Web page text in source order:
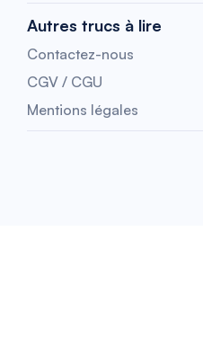
Autres trucs à lire
Contactez-nous
CGV / CGU
Mentions légales